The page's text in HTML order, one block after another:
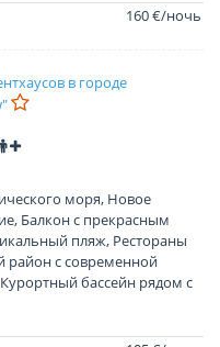
160 €/ночь
в городе
моря, Новое
Балкон с прекрасным
пляж, Рестораны
район с современной
бассейн рядом с